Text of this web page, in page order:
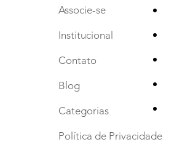
Associe-se
Institucional
Contato
Blog
Categorias
Política de Privacidade
•
•
•
•
•